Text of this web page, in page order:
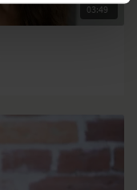
03:49